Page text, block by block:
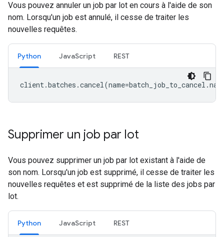
Vous pouvez annuler un job par lot en cours à l'aide de son
nom. Lorsqu'un job est annulé, il cesse de traiter les
nouvelles requêtes.
Python JavaScript REST
client.batches .cancel(name=batch_job_to_cancel .
Supprimer un job par lot
Vous pouvez supprimer un job par lot existant à l'aide de
son nom. Lorsqu'un job est supprimé, il cesse de traiter les
nouvelles requêtes et est supprimé de la liste des jobs par
lot.
Python JavaScript REST